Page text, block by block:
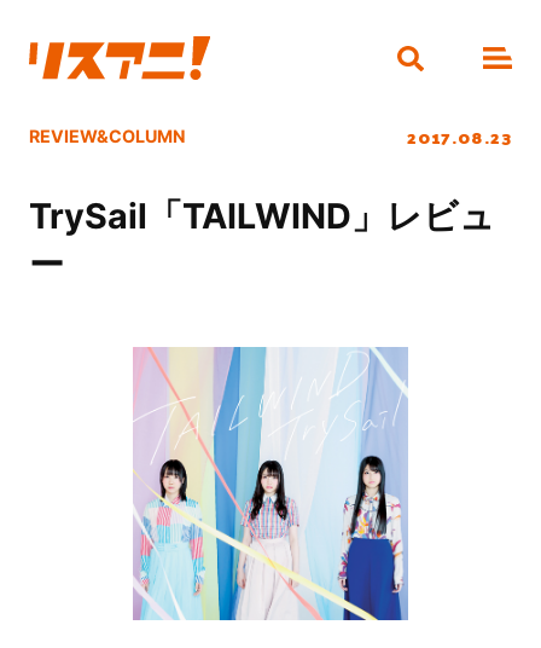
REVIEW&COLUMN 2017.08.23
TrySail「TAILWIND」レビュ
ー